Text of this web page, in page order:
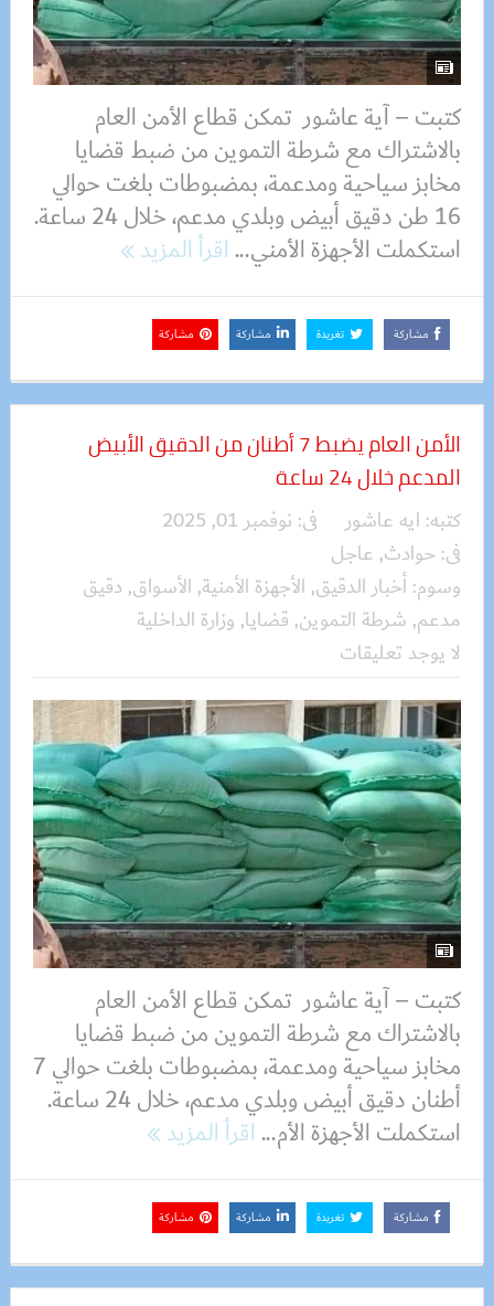
كتبت – آية عاشور تمكن قطاع الأمن العام
بالاشتراك مع شرطة التموين من ضبط قضايا
مخابز سياحية ومدعمة، بمضبوطات بلغت حوالي
16 طن دقيق أبيض وبلدي مدعم، خلال 24 ساعة.
استكملت الأجهزة الأمني...اقرأ المزيد
مشاركة تغريدة مشاركة مشاركة
الأمن العام يضبط 7 أطنان من الدقيق الأبيض
المدعم خلال 24 ساعة
كتبه: ايه عاشور فى: نوفمبر 01, 2025
فى: حوادث, عاجل
وسوم:أخبار الدقيق, الأجهزة الأمنية, الأسواق, دقيق
مدعم, شرطة التموين, قضايا, وزارة الداخلية
لا يوجد تعليقات
كتبت – آية عاشور تمكن قطاع الأمن العام
بالاشتراك مع شرطة التموين من ضبط قضايا
مخابز سياحية ومدعمة، بمضبوطات بلغت حوالي 7
أطنان دقيق أبيض وبلدي مدعم، خلال 24 ساعة.
استكملت الأجهزة الأم...اقرأ المزيد
مشاركة تغريدة مشاركة مشاركة